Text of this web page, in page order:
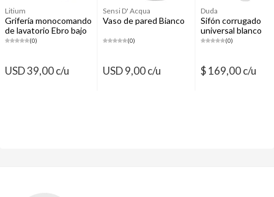
Litium
Grifería monocomando
de lavatorio Ebro bajo
35 mm(0)
USD 39,00 c/u
Sensi D' Acqua
Vaso de pared Bianco
(0)
USD 9,00 c/u
Duda
Sifón corrugado
universal blanco
(0)
$ 169,00 c/u